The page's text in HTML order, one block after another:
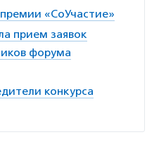
«СоУчастие»
прием заявок
форума
конкурса